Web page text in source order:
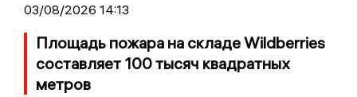
03/08/2026 14:13
Площадь пожара на складе Wildberries
составляет 100 тысяч квадратных
метров